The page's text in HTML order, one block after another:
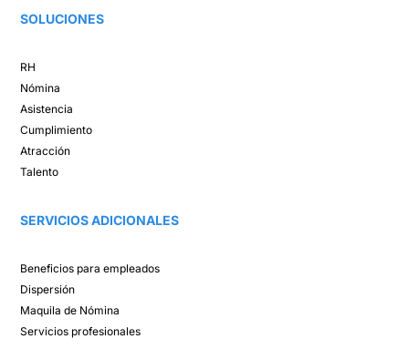
SOLUCIONES​
RH
Nómina​
Asistencia​
Cumplimiento​
Atracción ​
Talento ​
SERVICIOS ADICIONALES
Beneficios para empleados​
Dispersión​
Maquila de Nómina​
Servicios profesionales